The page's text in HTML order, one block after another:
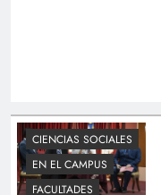
CIENCIAS SOCIALES
EN EL CAMPUS
FACULTADES